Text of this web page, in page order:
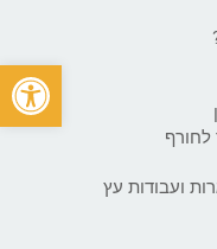
לחורף
ועבודות עץ